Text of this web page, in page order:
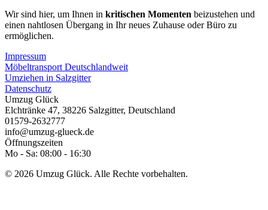
Wir sind hier, um Ihnen in kritischen Momenten beizustehen und
einen nahtlosen Übergang in Ihr neues Zuhause oder Büro zu
ermöglichen.
Impressum
Möbeltransport Deutschlandweit
Umziehen in Salzgitter
Datenschutz
Umzug Glück
Elchtränke 47, 38226 Salzgitter, Deutschland
01579-2632777
info@umzug-glueck.de
Öffnungszeiten
Mo - Sa: 08:00 - 16:30
© 2026 Umzug Glück. Alle Rechte vorbehalten.